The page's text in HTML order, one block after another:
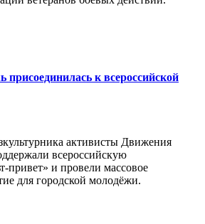
к всероссийской
активисты Движения
всероссийскую
привет» и провели массовое
для городской молодёжи.